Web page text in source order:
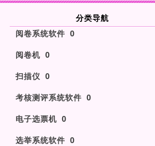
分类导航
阅卷系统软件 0
阅卷机 0
扫描仪 0
考核测评系统软件 0
电子选票机 0
选举系统软件 0